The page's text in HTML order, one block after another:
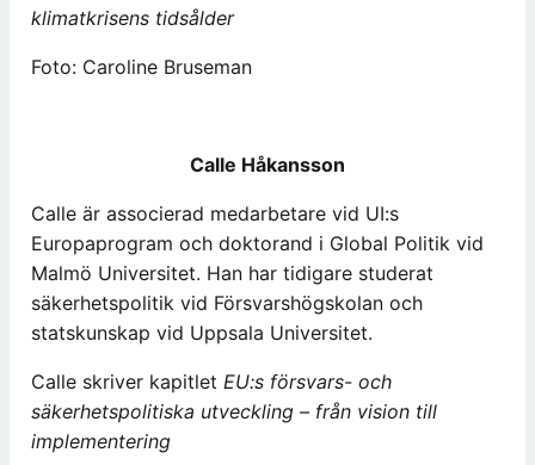
klimatkrisens tidsålder
Foto: Caroline Bruseman
Calle Håkansson
Calle är associerad medarbetare vid UI:s
Europaprogram och doktorand i Global Politik vid
Malmö Universitet. Han har tidigare studerat
säkerhetspolitik vid Försvarshögskolan och
statskunskap vid Uppsala Universitet.
Calle skriver kapitlet EU:s försvars- och
säkerhetspolitiska utveckling – från vision till
implementering